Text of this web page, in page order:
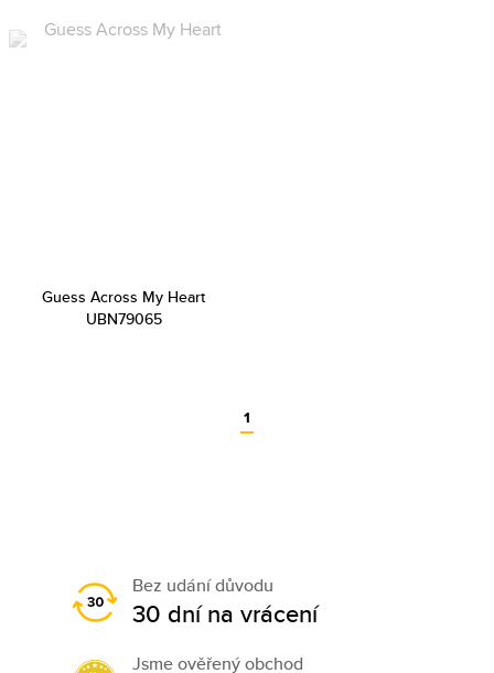
Guess Across My Heart
UBN79065
1
Bez udání důvodu
30 dní na vrácení
Jsme ověřený obchod